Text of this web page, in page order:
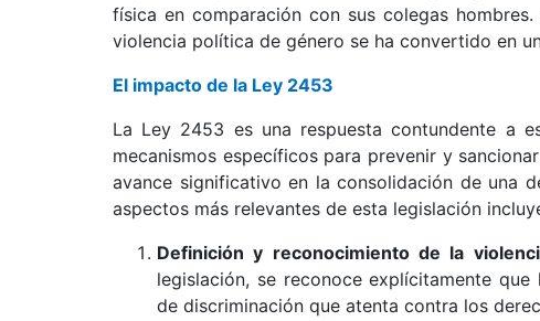
física en comparación con sus colegas
violencia política de género se ha convertido en
El impacto de la Ley 2453
La Ley 2453 es una respuesta contundente a
mecanismos específicos para prevenir y
avance significativo en la consolidación de una
aspectos más relevantes de esta legislación
Definición y reconocimiento de la
legislación, se reconoce explícitamente
de discriminación que atenta contra los